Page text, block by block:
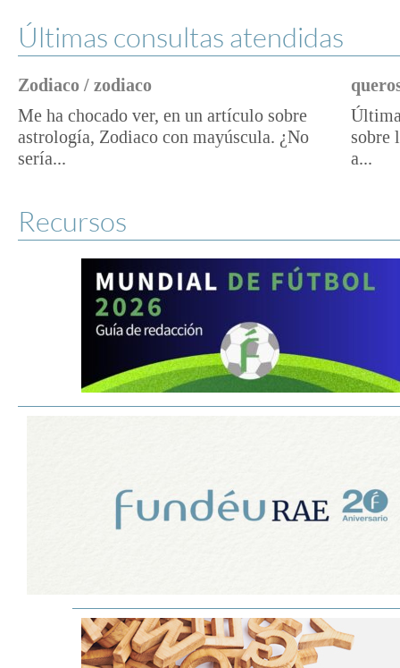
Últimas consultas atendidas
Zodiaco / zodiaco
Me ha chocado ver, en un artículo sobre
astrología, Zodiaco con mayúscula. ¿No
sería...
sobre
a...
Recursos